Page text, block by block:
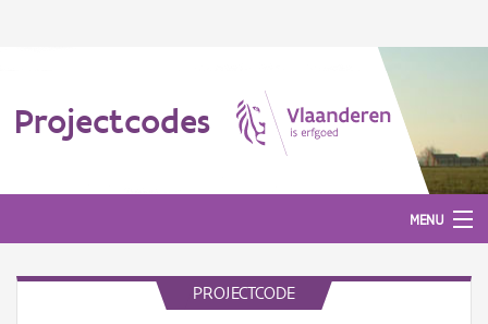
Projectcodes
MENU
PROJECTCODE